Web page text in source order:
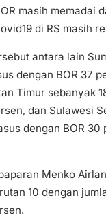
masih memadai
di RS masih
antara lain
dengan BOR 37
Timur sebanyak
dan Sulawesi
dengan BOR 30
Menko
10 dengan